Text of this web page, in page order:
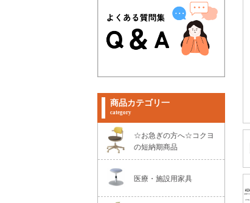
商品カテゴリ一
category
☆お急ぎの方へ☆コクヨ
の短納期商品
医療・施設用家具